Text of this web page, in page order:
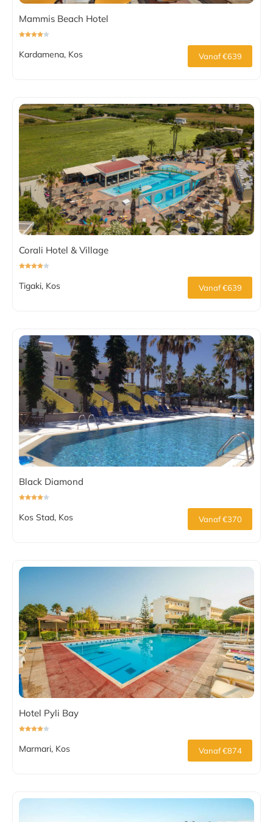
Mammis Beach Hotel
Kardamena, Kos Vanaf €639
Corali Hotel & Village
Tigaki, Kos Vanaf €639
Black Diamond
Kos Stad, Kos Vanaf €370
Hotel Pyli Bay
Marmari, Kos Vanaf €874